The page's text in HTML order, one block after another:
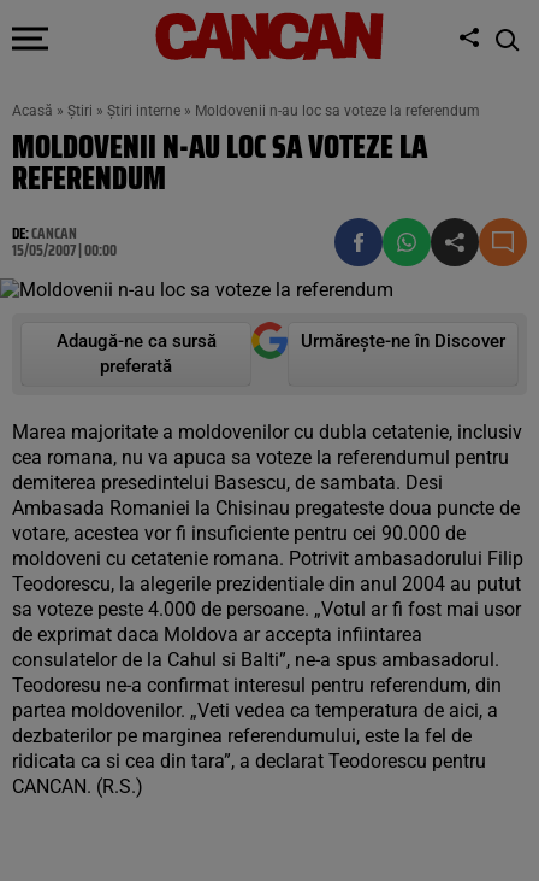
Acasă » Știri » Știri interne » Moldovenii n-au loc sa voteze la referendum
MOLDOVENII N-AU LOC SA VOTEZE LA
REFERENDUM
DE:CANCAN
15/05/2007 | 00:00
Adaugă-ne ca sursă
preferată
Urmărește-ne în Discover
Marea majoritate a moldovenilor cu dubla cetatenie, inclusiv
cea romana, nu va apuca sa voteze la referendumul pentru
demiterea presedintelui Basescu, de sambata. Desi
Ambasada Romaniei la Chisinau pregateste doua puncte de
votare, acestea vor fi insuficiente pentru cei 90.000 de
moldoveni cu cetatenie romana. Potrivit ambasadorului Filip
Teodorescu, la alegerile prezidentiale din anul 2004 au putut
sa voteze peste 4.000 de persoane. „Votul ar fi fost mai usor
de exprimat daca Moldova ar accepta infiintarea
consulatelor de la Cahul si Balti”, ne-a spus ambasadorul.
Teodoresu ne-a confirmat interesul pentru referendum, din
partea moldovenilor. „Veti vedea ca temperatura de aici, a
dezbaterilor pe marginea referendumului, este la fel de
ridicata ca si cea din tara”, a declarat Teodorescu pentru
CANCAN. (R.S.)